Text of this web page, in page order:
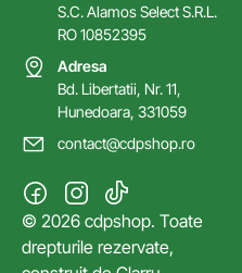
S.C. Alamos Select S.R.L.
RO 10852395
Adresa
Bd. Libertatii, Nr. 11,
Hunedoara, 331059
contact@cdpshop.ro
© 2026 cdpshop. Toate
drepturile rezervate,